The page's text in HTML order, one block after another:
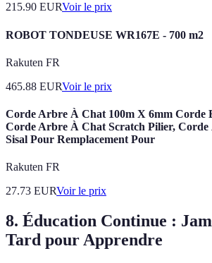
215.90 EURVoir le prix
ROBOT TONDEUSE WR167E - 700 m2
Rakuten FR
465.88 EURVoir le prix
Corde Arbre À Chat 100m X 6mm Corde
Corde Arbre À Chat Scratch Pilier,
Sisal Pour Remplacement Pour
Rakuten FR
27.73 EURVoir le prix
8. Éducation Continue :
Tard pour Apprendre